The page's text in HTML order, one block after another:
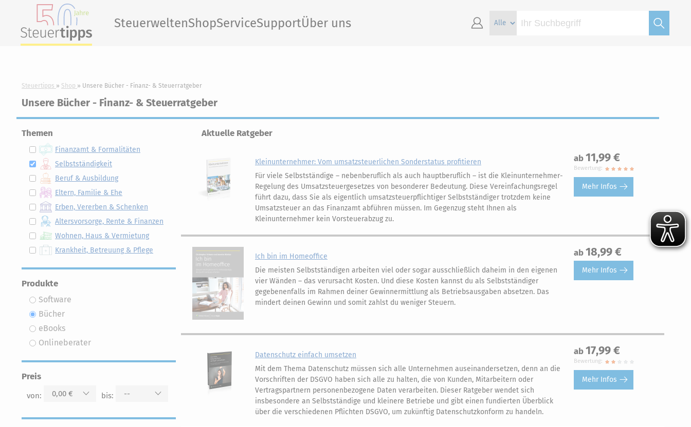
SteuerweltenShopServiceSupportÜber uns
Steuertipps Shop Unsere Bücher - Finanz- & Steuerratgeber
Unsere Bücher - Finanz- & Steuerratgeber
Themen
Finanzamt & Formalitäten
Selbstständigkeit
Beruf & Ausbildung
Eltern, Familie & Ehe
Erben, Vererben & Schenken
Altersvorsorge, Rente & Finanzen
Wohnen, Haus & Vermietung
Krankheit, Betreuung & Pflege
Produkte
Software
Bücher
eBooks
Onlineberater
Preis
von: 0,00 € bis: --
Aktuelle Ratgeber
Kleinunternehmer: Vom umsatzsteuerlichen Sonderstatus profitieren
Für viele Selbstständige – nebenberuflich als auch hauptberuflich – ist die Kleinunternehmer-
Regelung des Umsatzsteuergesetzes von besonderer Bedeutung. Diese Vereinfachungsregel
führt dazu, dass Sie als eigentlich umsatzsteuerpflichtiger Selbstständiger trotzdem keine
Umsatzsteuer an das Finanzamt abführen müssen. Im Gegenzug steht Ihnen als
Kleinunternehmer kein Vorsteuerabzug zu.
ab 11,99 €
Bewertung:
Mehr Infos
Ich bin im Homeoffice
Die meisten Selbstständigen arbeiten viel oder sogar ausschließlich daheim in den eigenen
vier Wänden – das verursacht Kosten. Und diese Kosten kannst du als Selbstständiger
gegebenenfalls im Rahmen deiner Gewinnermittlung als Betriebsausgaben absetzen. Das
mindert deinen Gewinn und somit zahlst du weniger Steuern.
ab 18,99 €
Mehr Infos
Datenschutz einfach umsetzen
Mit dem Thema Datenschutz müssen sich alle Unternehmen auseinandersetzen, denn an die
Vorschriften der DSGVO haben sich alle zu halten, die von Kunden, Mitarbeitern oder
Vertragspartnern personenbezogene Daten verarbeiten. Dieser Ratgeber wendet sich
insbesondere an Selbstständige und kleinere Betriebe und gibt einen fundierten Überblick
über die verschiedenen Pflichten DSGVO, um zukünftig Datenschutzkonform zu handeln.
ab 17,99 €
Bewertung:
Mehr Infos